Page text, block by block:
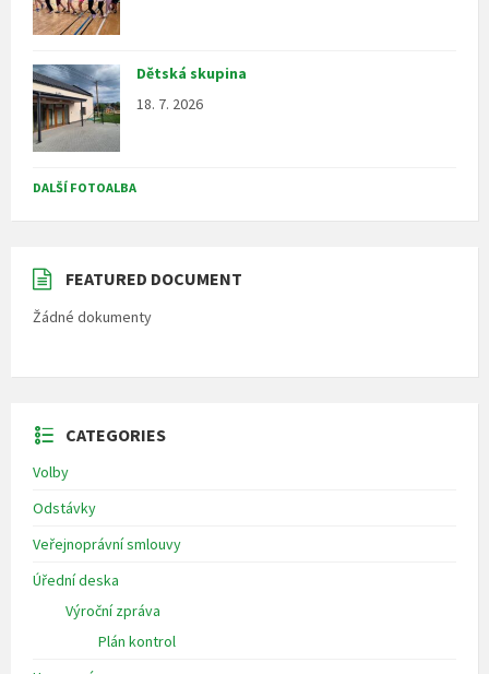
Dětská skupina
18. 7. 2026
DALŠÍ FOTOALBA
FEATURED DOCUMENT
Žádné dokumenty
CATEGORIES
Volby
Odstávky
Veřejnoprávní smlouvy
Úřední deska
Výroční zpráva
Plán kontrol